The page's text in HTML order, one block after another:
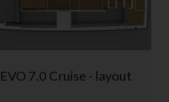
EVO 7.0 Cruise - layout